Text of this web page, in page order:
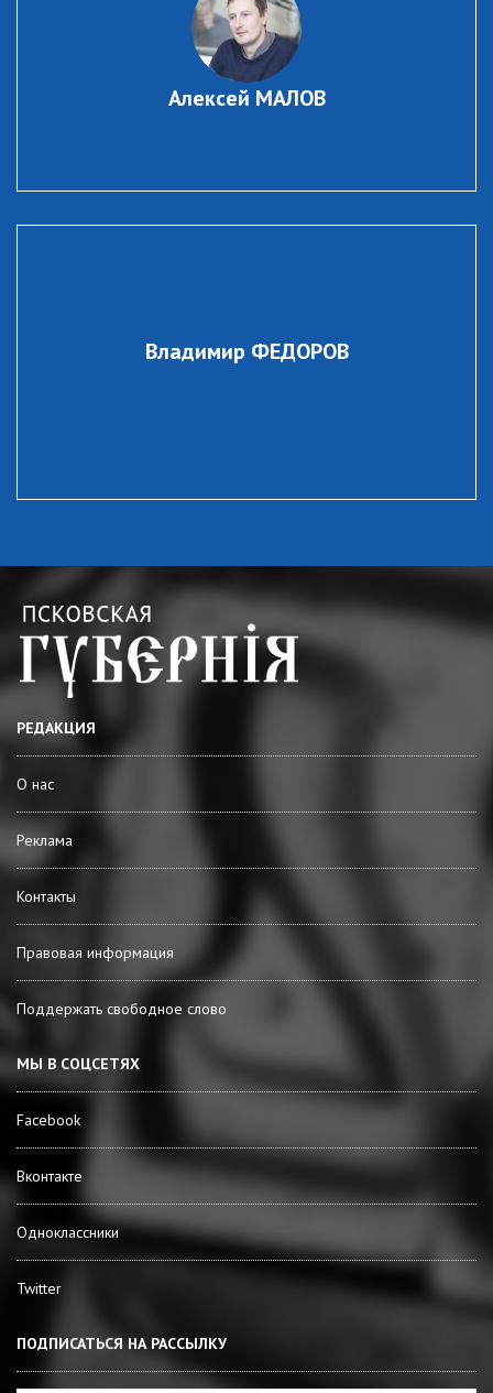
Алексей МАЛОВ
Владимир ФЕДОРОВ
РЕДАКЦИЯ
О нас
Реклама
Контакты
Правовая информация
Поддержать свободное слово
МЫ В СОЦСЕТЯХ
Facebook
Вконтакте
Одноклассники
Twitter
ПОДПИСАТЬСЯ НА РАССЫЛКУ